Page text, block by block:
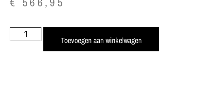
Toevoegen aan winkelwagen